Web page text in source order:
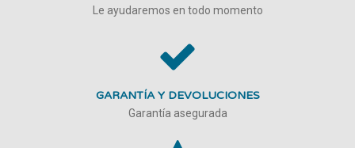
Le ayudaremos en todo momento
GARANTÍA Y DEVOLUCIONES
Garantía asegurada